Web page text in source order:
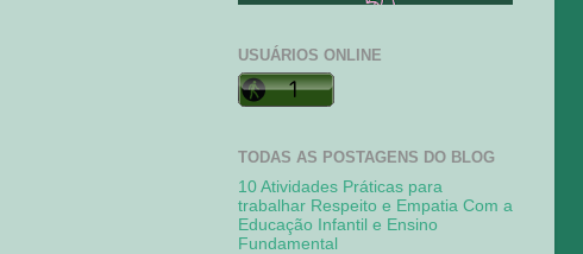
USUÁRIOS ONLINE
TODAS AS POSTAGENS DO BLOG
10 Atividades Práticas para
trabalhar Respeito e Empatia Com a
Educação Infantil e Ensino
Fundamental